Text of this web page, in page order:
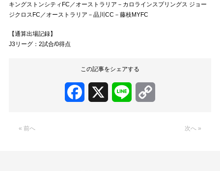
キングストンシティFC／オーストラリア－カロラインスプリングス ジョー
ジクロスFC／オーストラリア－品川CC－藤枝MYFC
【通算出場記録】
J3リーグ：2試合/0得点
この記事をシェアする
Facebook Line
« 前へ 次へ »